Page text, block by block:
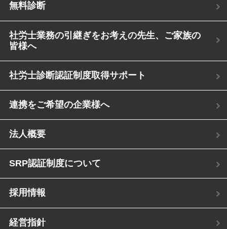
無料診断
社労士業務の引継ぎをお考えの先生、ご家族の
皆様へ
社労士診断認証制度取得サポート
連携をご希望の企業様へ
法人概要
SRP認証制度について
採用情報
経営指針